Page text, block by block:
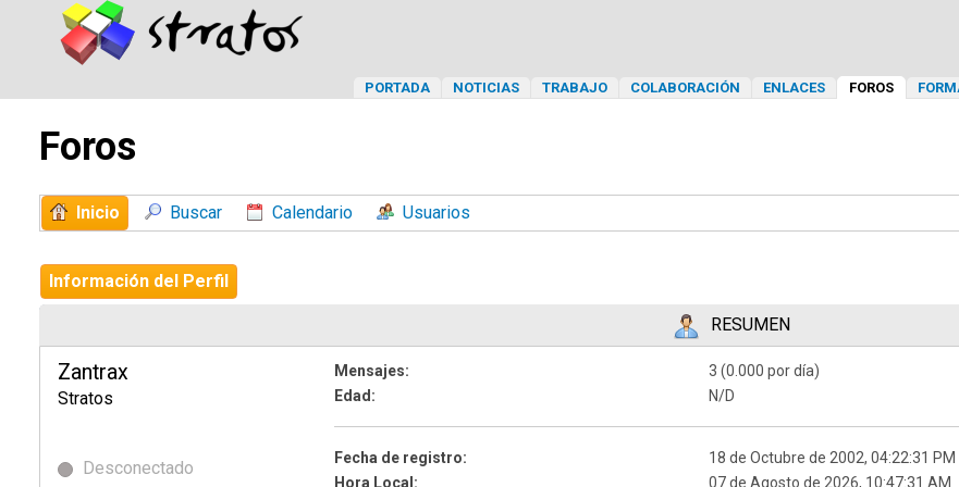
PORTADA NOTICIAS TRABAJO COLABORACIÓN ENLACES FOROS
Foros
Inicio Buscar Calendario Usuarios
Información del Perfil
RESUMEN
Zantrax
Stratos
Desconectado
Mensajes:
3 (0.000 por día)
Edad:
N/D
Fecha de registro:
18 de Octubre de 2002, 04:22:31 PM
Hora Local:
07 de Agosto de 2026, 10:47:31 AM